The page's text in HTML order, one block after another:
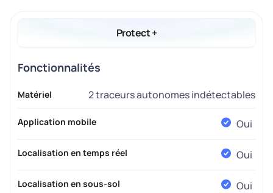
Protect +
Fonctionnalités
Matériel 2 traceurs autonomes indétectables
Application mobile Oui
Localisation en temps réel Oui
Localisation en sous-sol Oui